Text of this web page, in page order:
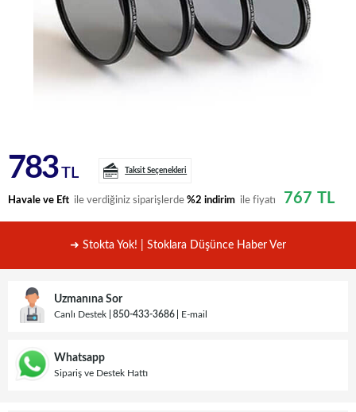
783TL Taksit Seçenekleri
Havale ve Eft ile verdiğiniz siparişlerde %2 indirim ile fiyatı 767 TL
➜ Stokta Yok! | Stoklara Düşünce Haber Ver
Uzmanına Sor
Canlı Destek 850-433-3686 E-mail
Whatsapp
Sipariş ve Destek Hattı